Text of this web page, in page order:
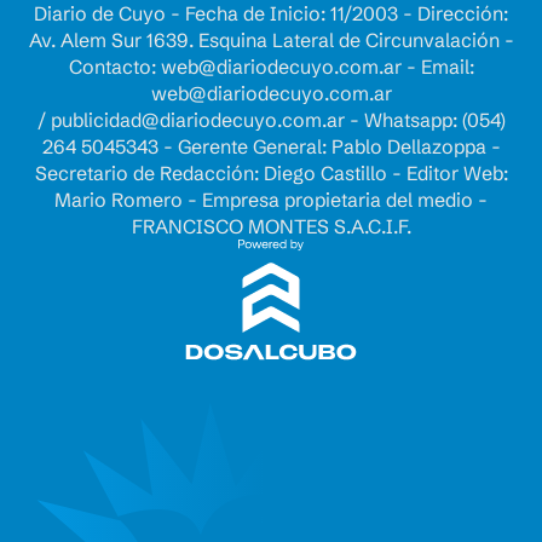
Diario de Cuyo - Fecha de Inicio: 11/2003 - Dirección:
Av. Alem Sur 1639. Esquina Lateral de Circunvalación -
Contacto: web@diariodecuyo.com.ar- Email:
web@diariodecuyo.com.ar
/ publicidad@diariodecuyo.com.ar- Whatsapp: (054)
264 5045343 - Gerente General: Pablo Dellazoppa -
Secretario de Redacción: Diego Castillo - Editor Web:
Mario Romero - Empresa propietaria del medio -
FRANCISCO MONTES S.A.C.I.F.